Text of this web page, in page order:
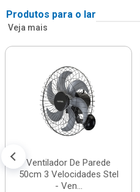
Produtos para o lar
Veja mais
Ventilador De Parede
50cm 3 Velocidades Stel
- Ven...